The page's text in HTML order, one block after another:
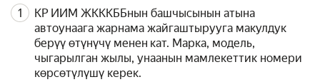
КР ИИМ ЖКККББнын башчысынын атына
автоунаага жарнама жайгаштырууга макулдук
берүү өтүнүчү менен кат. Марка, модель,
чыгарылган жылы, унаанын мамлекеттик номери
көрсөтүлүшү керек.